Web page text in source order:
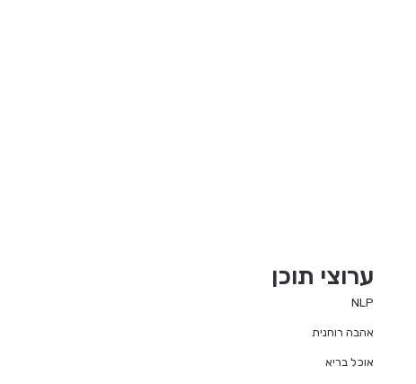
ערוצי תוכן
NLP
אהבה רוחנית
אוכל בריא